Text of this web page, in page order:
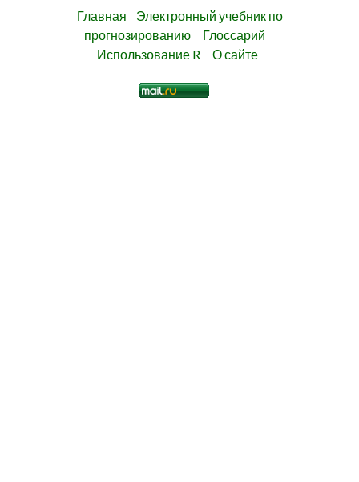
Главная
Электронный учебник по
прогнозированию
Глоссарий
Использование R
О сайте